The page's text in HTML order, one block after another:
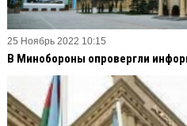
25 Ноябрь 2022 10:15
В Минобороны опровергли